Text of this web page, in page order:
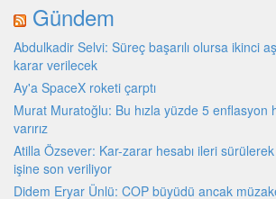
Gündem
Abdulkadir Selvi: Süreç başarılı olursa ikinci
karar verilecek
Ay'a SpaceX roketi çarptı
Murat Muratoğlu: Bu hızla yüzde 5 enflasyon
varırız
Atilla Özsever: Kar-zarar hesabı ileri
işine son veriliyor
Didem Eryar Ünlü: COP büyüdü ancak